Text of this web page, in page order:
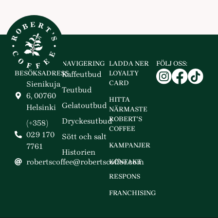
BESÖKSADRESS
Sienikuja
6, 00760
Helsinki
(+358)
029 170
7761
robertscoffee@robertscoffee.com
NAVIGERING
Kaffeutbud
Teutbud
Gelatoutbud
Dryckesutbud
Sött och salt
Historien
LADDA NER
LOYALTY
CARD
HITTA
NÄRMASTE
ROBERT’S
COFFEE
KAMPANJER
KONTAKT
RESPONS
FRANCHISING
FÖLJ OSS: